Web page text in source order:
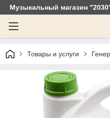
Музыкальный магазин
Товары и услуги